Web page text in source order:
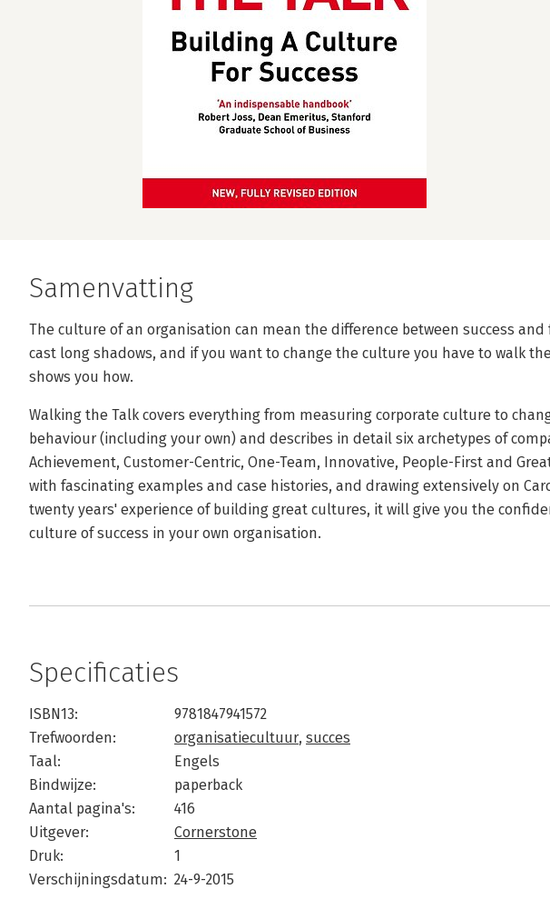
Samenvatting
The culture of an organisation can mean the difference between success and
cast long shadows, and if you want to change the culture you have to walk
shows you how.
Walking the Talk covers everything from measuring corporate culture to
behaviour (including your own) and describes in detail six archetypes of
Achievement, Customer-Centric, One-Team, Innovative, People-First and
with fascinating examples and case histories, and drawing extensively on
twenty years' experience of building great cultures, it will give you the
culture of success in your own organisation.
Specificaties
ISBN13:
9781847941572
Trefwoorden:
organisatiecultuur, succes
Taal:
Engels
Bindwijze:
paperback
Aantal pagina's:
416
Uitgever:
Cornerstone
Druk:
1
Verschijningsdatum: 24-9-2015